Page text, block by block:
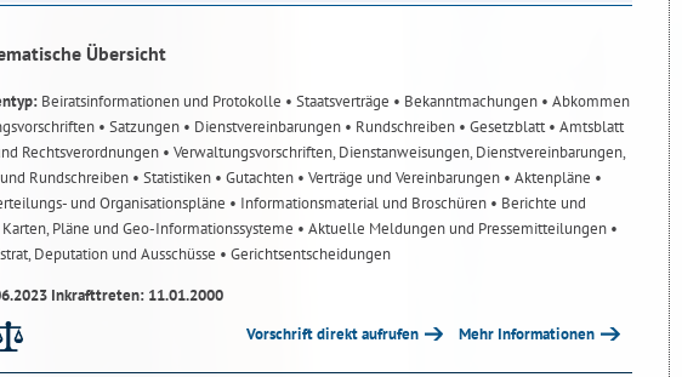
Übersicht
Beiratsinformationen und Protokolle • Staatsverträge • Bekanntmachungen • Abkommen
• Satzungen • Dienstvereinbarungen • Rundschreiben • Gesetzblatt• Amtsblatt
Rechtsverordnungen • Verwaltungsvorschriften, Dienstanweisungen, Dienstvereinbarungen,
Rundschreiben • Statistiken • Gutachten • Verträge und Vereinbarungen • Aktenpläne •
und Organisationspläne • Informationsmaterial und Broschüren • Berichte und
Karten, Pläne und Geo-Informationssysteme • Aktuelle Meldungen und Pressemitteilungen •
Deputation und Ausschüsse • Gerichtsentscheidungen
Inkrafttreten: 11.01.2000
Vorschrift direkt aufrufen Mehr Informationen